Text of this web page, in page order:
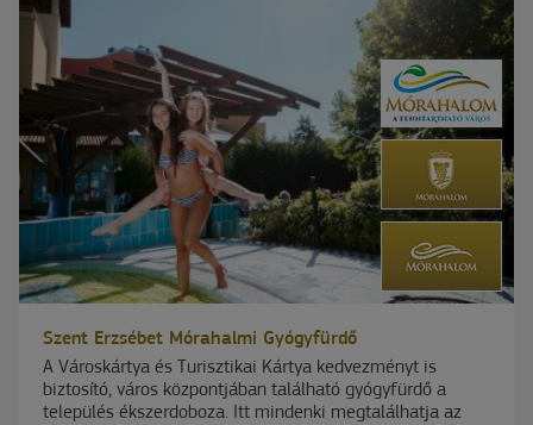
Szent Erzsébet Mórahalmi Gyógyfürdő
A Városkártya és Turisztikai Kártya kedvezményt is
biztosító, város központjában található gyógyfürdő a
település ékszerdoboza. Itt mindenki megtalálhatja az